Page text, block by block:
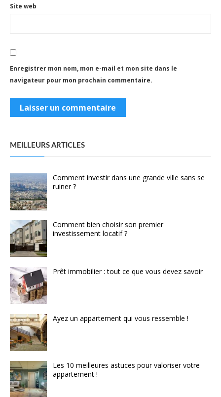
Site web
Enregistrer mon nom, mon e-mail et mon site dans le
navigateur pour mon prochain commentaire.
MEILLEURS ARTICLES
Comment investir dans une grande ville sans se
ruiner ?
Comment bien choisir son premier
investissement locatif ?
Prêt immobilier : tout ce que vous devez savoir
Ayez un appartement qui vous ressemble !
Les 10 meilleures astuces pour valoriser votre
appartement !